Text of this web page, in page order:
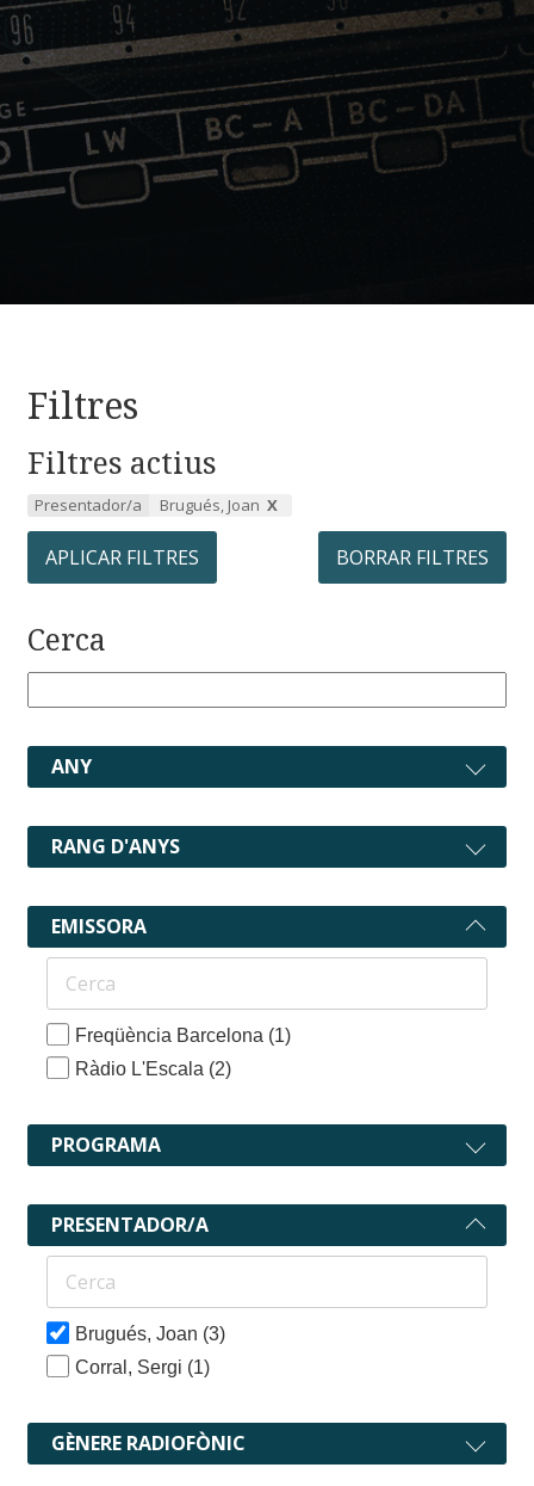
Filtres
Filtres actius
Presentador/a Brugués, Joan
APLICAR FILTRES BORRAR FILTRES
Cerca
ANY
RANG D'ANYS
EMISSORA
Freqüència Barcelona (1)
Ràdio L'Escala (2)
PROGRAMA
PRESENTADOR/A
Brugués, Joan (3)
Corral, Sergi (1)
GÈNERE RADIOFÒNIC